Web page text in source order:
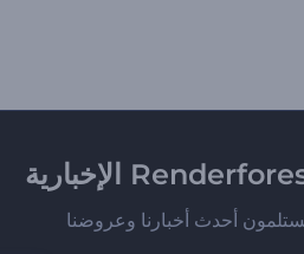
أحدث أخبارنا وعروضنا